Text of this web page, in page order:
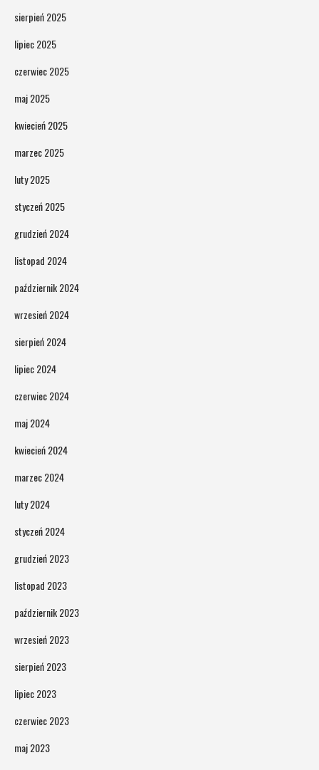
sierpień 2025
lipiec 2025
czerwiec 2025
maj 2025
kwiecień 2025
marzec 2025
luty 2025
styczeń 2025
grudzień 2024
listopad 2024
październik 2024
wrzesień 2024
sierpień 2024
lipiec 2024
czerwiec 2024
maj 2024
kwiecień 2024
marzec 2024
luty 2024
styczeń 2024
grudzień 2023
listopad 2023
październik 2023
wrzesień 2023
sierpień 2023
lipiec 2023
czerwiec 2023
maj 2023